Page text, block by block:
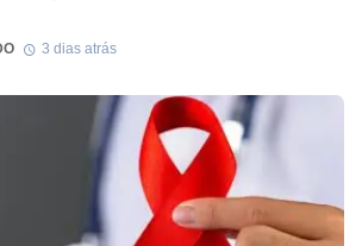
3 dias atrás